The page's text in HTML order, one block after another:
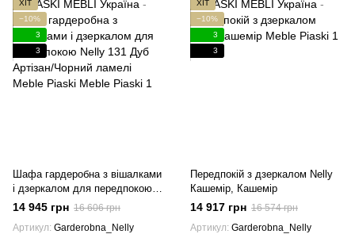
ХІТ
−10%
3
3
Шафа гардеробна з вішалками
і дзеркалом для передпокою
Nelly 131 Дуб Артізан/Чорний
ламелі Meble Piaski
14 945 грн 16 606 грн
Артикул Garderobna_Nelly
ХІТ
−10%
3
3
Передпокій з дзеркалом Nelly
Кашемір, Кашемір
14 917 грн 16 574 грн
Артикул Garderobna_Nelly